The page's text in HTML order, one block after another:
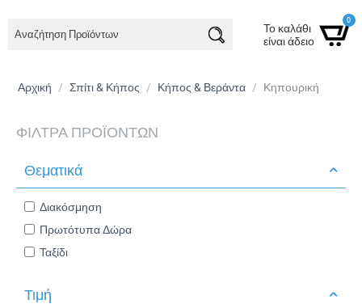
Το καλάθι
είναι άδειο
0
Αρχική / Σπίτι & Κήπος / Κήπος & Βεράντα / Κηπουρική
ΦΊΛΤΡΑ ΠΡΟΪΌΝΤΩΝ
Θεματικά
Διακόσμηση
Πρωτότυπα Δώρα
Ταξίδι
Τιμή